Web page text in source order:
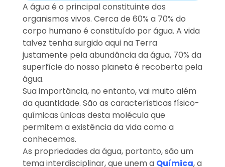
A água é um componente essencial dos
organismos vivos, constituindo entre 60% a
70% do corpo humano e cobrindo 70% da
superfície terrestre. Esta importância está
relacionada às suas propriedades físico-
químicas únicas, que são cruciais para a
vida. Estes aspectos são frequentemente
abordados nas provas do Enem e
vestibulares, considerando sua relevância
em Química, Física e Biologia. O artigo
explora a estrutura molecular da água, suas
propriedades principais como coesão,
adesão, alto calor específico, densidade
anômala, entre outras, todas ligadas à
formação de pontes de hidrogênio. O
conhecimento dessas propriedades não só
A água é o principal constituinte dos
organismos vivos. Cerca de 60% a 70% do
corpo humano é constituído por água. A vida
talvez tenha surgido aqui na Terra
justamente pela abundância da água, 70% da
superfície do nosso planeta é recoberta pela
água.
Sua importância, no entanto, vai muito além
da quantidade. São as características físico-
químicas únicas desta molécula que
permitem a existência da vida como a
conhecemos.
As propriedades da água, portanto, são um
tema interdisciplinar, que unem a Química, a